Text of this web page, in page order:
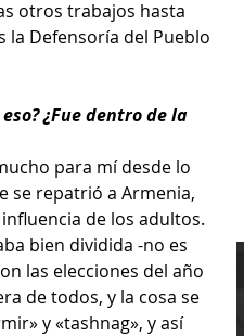
otros trabajos hasta
la Defensoría del Pueblo
¿Fue dentro de la
para mí desde lo
se repatrió a Armenia,
de los adultos.
bien dividida -no es
las elecciones del año
de todos, y la cosa se
y «tashnag», y así